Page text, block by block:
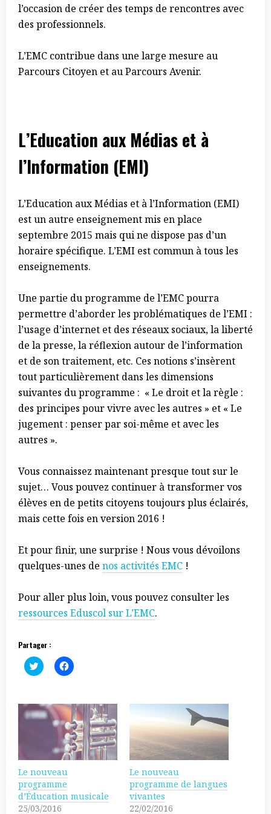
l’occasion de créer des temps de rencontres avec
des professionnels.
L’EMC contribue dans une large mesure au
Parcours Citoyen et au Parcours Avenir.
L’Education aux Médias et à
l’Information (EMI)
L’Education aux Médias et à l’Information (EMI)
est un autre enseignement mis en place
septembre 2015 mais qui ne dispose pas d’un
horaire spécifique. L’EMI est commun à tous les
enseignements.
Une partie du programme de l’EMC pourra
permettre d’aborder les problématiques de l’EMI :
l’usage d’internet et des réseaux sociaux, la liberté
de la presse, la réflexion autour de l’information
et de son traitement, etc. Ces notions s’insèrent
tout particulièrement dans les dimensions
suivantes du programme : « Le droit et la règle :
des principes pour vivre avec les autres » et « Le
jugement : penser par soi-même et avec les
autres ».
Vous connaissez maintenant presque tout sur le
sujet… Vous pouvez continuer à transformer vos
élèves en de petits citoyens toujours plus éclairés,
mais cette fois en version 2016 !
Et pour finir, une surprise ! Nous vous dévoilons
quelques-unes de nos activités EMC !
Pour aller plus loin, vous pouvez consulter les
ressources Eduscol sur L’EMC.
Partager :
C
l
t
o
s
o
T
w
i
t
t
C
l
e
z
p
o
u
r
p
a
e
r
Le nouveau
programme
d’Éducation musicale
25/03/2016
Le nouveau
programme de langues
vivantes
22/02/2016